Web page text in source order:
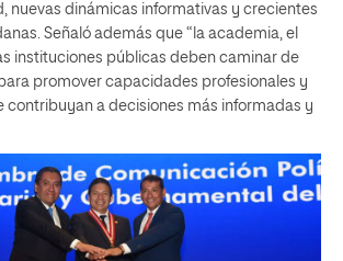
nuevas dinámicas informativas y crecientes
Señaló además que “la academia, el
instituciones públicas deben caminar de
promover capacidades profesionales y
contribuyan a decisiones más informadas y